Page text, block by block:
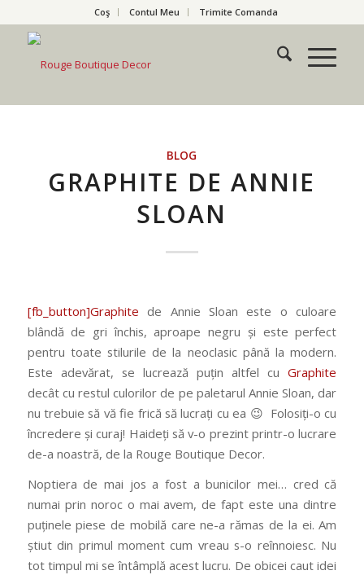
Coş Contul Meu Trimite Comanda
BLOG
GRAPHITE DE ANNIE
SLOAN
[fb_button]Graphite de Annie Sloan este o culoare
blândă de gri închis, aproape negru și este perfect
pentru toate stilurile de la neoclasic până la modern.
Este adevărat, se lucrează puțin altfel cuGraphite
decât cu restul culorilor de pe paletarul Annie Sloan, dar
nu trebuie să vă fie frică să lucrați cu ea 😉 Folosiți-o cu
încredere și curaj! Haideți să v-o prezint printr-o lucrare
de-a noastră, de la Rouge Boutique Decor.
Noptiera de mai jos a fost a bunicilor mei… cred că
numai prin noroc o mai avem, de fapt este una dintre
puținele piese de mobilă care ne-a rămas de la ei. Am
știut din primul moment cum vreau s-o reînnoiesc. Nu
tot timpul mi se întâmplă acest lucru. De obicei caut idei